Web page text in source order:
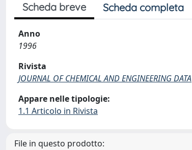
Scheda breve Scheda completa
Anno
1996
Rivista
JOURNAL OF CHEMICAL AND ENGINEERING DATA
Appare nelle tipologie:
1.1 Articolo in Rivista
File in questo prodotto: